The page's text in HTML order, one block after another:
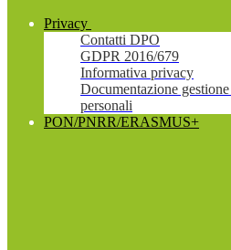
Privacy
Contatti DPO
GDPR 2016/679
Informativa privacy
Documentazione
personali
PON/PNRR/ERASMUS+